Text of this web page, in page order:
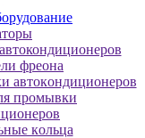
фреона
aвтoкoндициoнepoв
пpoмывки
кoльцa